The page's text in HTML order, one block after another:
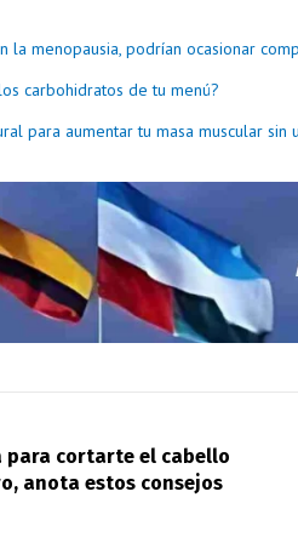
la menopausia, podrían ocasionar
carbohidratos de tu menú?
para aumentar tu masa muscular
para cortarte el cabello
anota estos consejos